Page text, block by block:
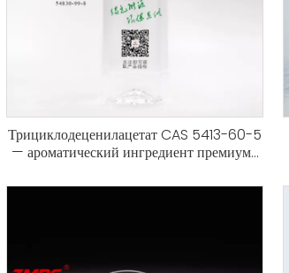
Трициклодеценилацетат CAS 5413-60-5
— ароматический ингредиент премиум-